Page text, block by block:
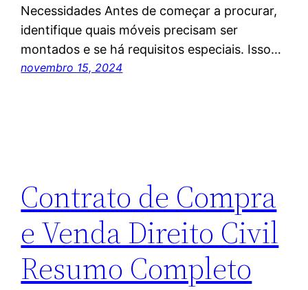
Necessidades Antes de começar a procurar,
identifique quais móveis precisam ser
montados e se há requisitos especiais. Isso…
novembro 15, 2024
Contrato de Compra
e Venda Direito Civil
Resumo Completo